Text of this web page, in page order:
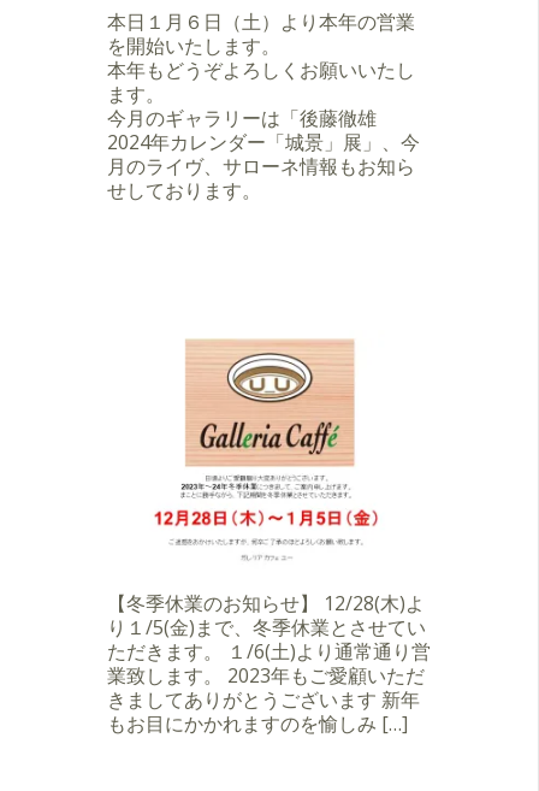
本日１月６日（土）より本年の営業
を開始いたします。
本年もどうぞよろしくお願いいたし
ます。
今月のギャラリーは「後藤徹雄
2024年カレンダー「城景」展」、今
月のライヴ、サローネ情報もお知ら
せしております。
【冬季休業のお知らせ】 12/28(木)よ
り１/5(金)まで、冬季休業とさせてい
ただきます。 １/6(土)より通常通り営
業致します。 2023年もご愛顧いただ
きましてありがとうございます 新年
もお目にかかれますのを愉しみ […]